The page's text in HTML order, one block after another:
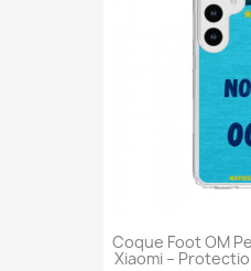
Coque Foot OM
Xiaomi –